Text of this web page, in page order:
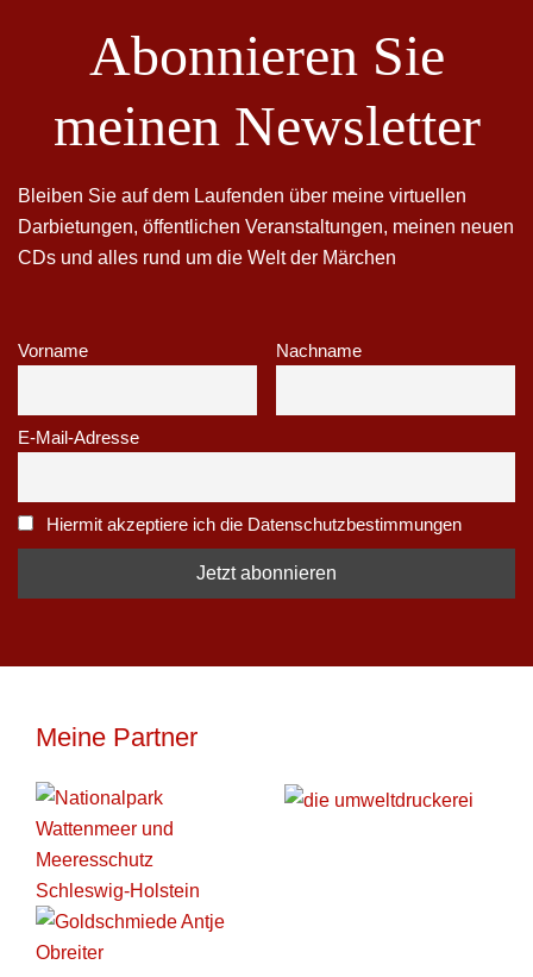
Abonnieren Sie
meinen Newsletter
Bleiben Sie auf dem Laufenden über meine virtuellen
Darbietungen, öffentlichen Veranstaltungen, meinen neuen
CDs und alles rund um die Welt der Märchen
Vorname Nachname
E-Mail-Adresse
Hiermit akzeptiere ich die Datenschutzbestimmungen
Meine Partner